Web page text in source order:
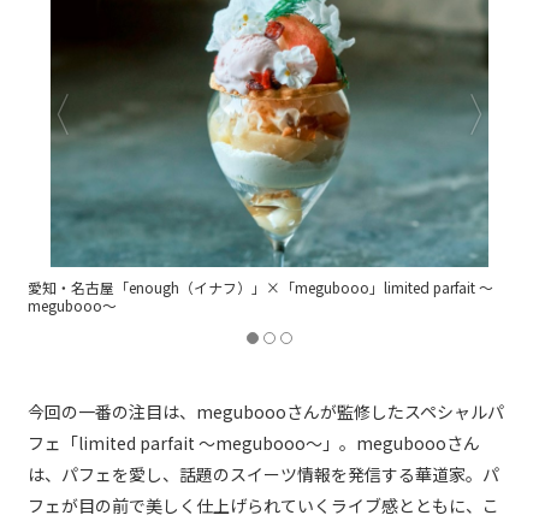
愛知・名古屋「enough（イナフ）」limited parfait ～桃・フランボワー
ズ・ 大葉～
今回の一番の注目は、meguboooさんが監修したスペシャルパ
フェ「limited parfait ～megubooo～」。meguboooさん
は、パフェを愛し、話題のスイーツ情報を発信する華道家。パ
フェが目の前で美しく仕上げられていくライブ感とともに、こ